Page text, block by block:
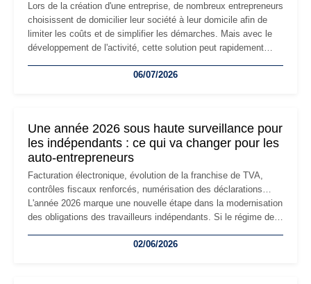
Lors de la création d'une entreprise, de nombreux entrepreneurs
choisissent de domicilier leur société à leur domicile afin de
limiter les coûts et de simplifier les démarches. Mais avec le
développement de l'activité, cette solution peut rapidement
professionnels, recrutement, image de marque… Le
06/07/2026
Une année 2026 sous haute surveillance pour
les indépendants : ce qui va changer pour les
auto-entrepreneurs
Facturation électronique, évolution de la franchise de TVA,
contrôles fiscaux renforcés, numérisation des déclarations…
L'année 2026 marque une nouvelle étape dans la modernisation
des obligations des travailleurs indépendants. Si le régime de
les auto-entrepreneurs devront s'adapter à un environnement
02/06/2026